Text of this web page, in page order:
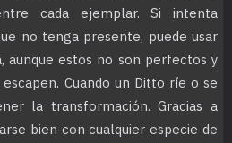
cada ejemplar. Si intenta
no tenga presente, puede usar
aunque estos no son perfectos y
Cuando un Ditto ríe o se
la transformación. Gracias a
bien con cualquier especie de